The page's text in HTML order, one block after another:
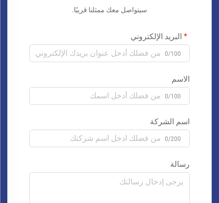
سيتواصل معك ممثلنا قريبًا.
البريد الإلكتروني
0/100
الاسم
0/100
اسم الشركة
0/200
رسالة